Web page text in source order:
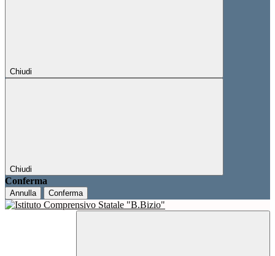
Chiudi
Chiudi
Conferma
Annulla Conferma